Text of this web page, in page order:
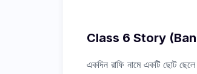
Class 6 Story
একদিন রাফি নামে একটি ছোট